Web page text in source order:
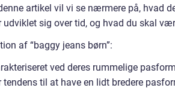
artikel vil vi se nærmere på, hvad
udviklet sig over tid, og hvad du skal
af “baggy jeans børn”:
ved deres rummelige
til at have en lidt bredere